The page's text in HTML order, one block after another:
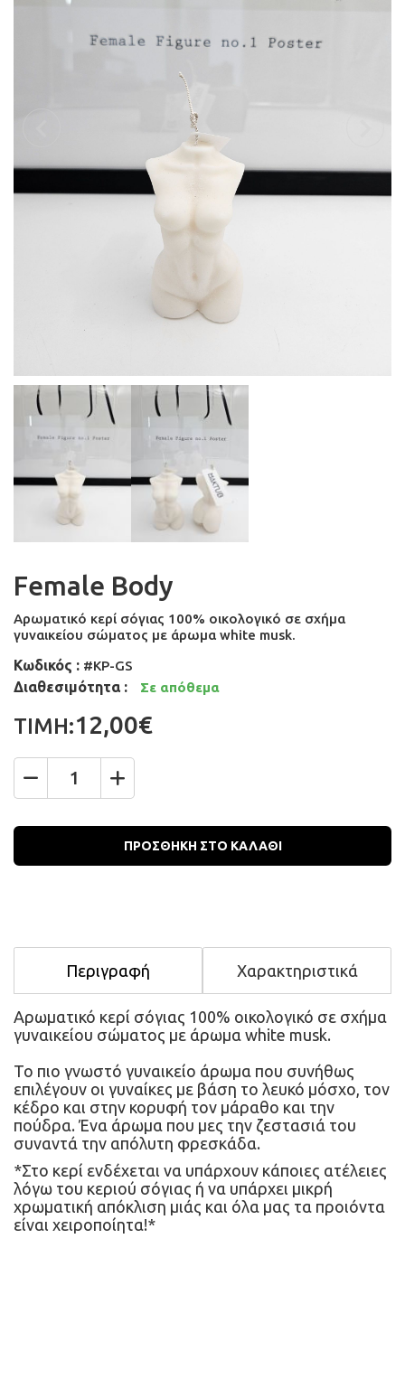
Female Body
Αρωματικό κερί σόγιας 100% οικολογικό σε σχήμα
γυναικείου σώματος με άρωμα white musk.
Κωδικός : #KP-GS
Διαθεσιμότητα : Σε απόθεμα
ΤΙΜΗ:12,00€
ΠΡΟΣΘΗΚΗ ΣΤΟ ΚΑΛΑΘΙ
Περιγραφή Χαρακτηριστικά
Αρωματικό κερί σόγιας 100% οικολογικό σε σχήμα
γυναικείου σώματος με άρωμα white musk.
Το πιο γνωστό γυναικείο άρωμα που συνήθως
επιλέγουν οι γυναίκες με βάση το λευκό μόσχο, τον
κέδρο και στην κορυφή τον μάραθο και την
πούδρα. Ένα άρωμα που μες την ζεστασιά του
συναντά την απόλυτη φρεσκάδα.
*Στο κερί ενδέχεται να υπάρχουν κάποιες ατέλειες
λόγω του κεριού σόγιας ή να υπάρχει μικρή
χρωματική απόκλιση μιάς και όλα μας τα προιόντα
είναι χειροποίητα!*